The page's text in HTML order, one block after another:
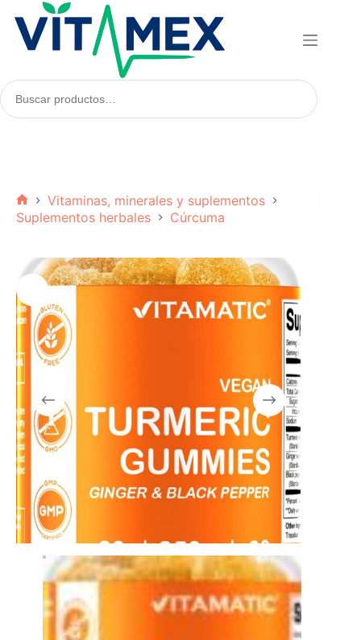
contenido
Buscar
productos:
Inicio
Vitaminas, minerales y suplementos
Suplementos herbales
Cúrcuma